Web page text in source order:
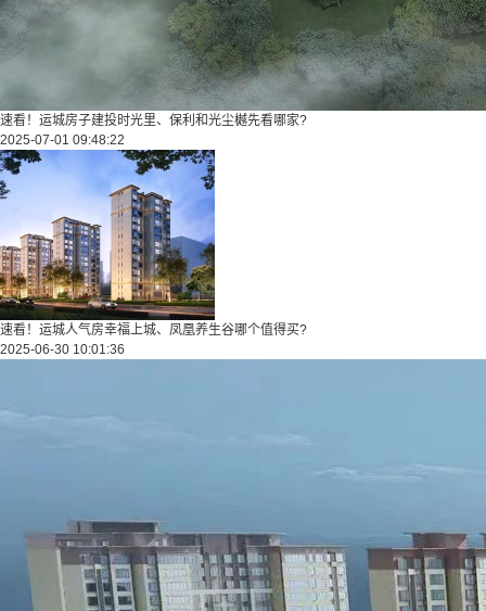
速看！运城房子建投时光里、保利和光尘樾先看哪家?
2025-07-01 09:48:22
速看！运城人气房幸福上城、凤凰养生谷哪个值得买?
2025-06-30 10:01:36